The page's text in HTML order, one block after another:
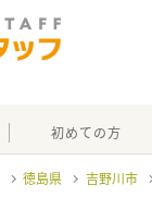
初めての方
徳島県 吉野川市